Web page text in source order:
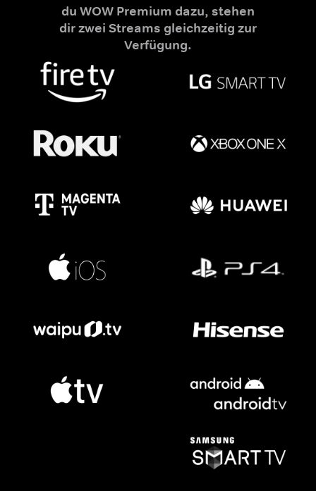
du WOW Premium dazu, stehen
dir zwei Streams gleichzeitig zur
Verfügung.